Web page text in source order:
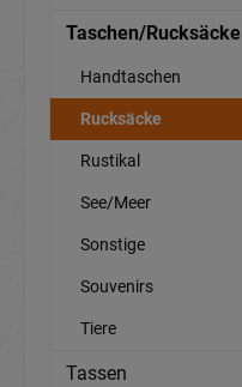
Taschen/Rucksäcke
Handtaschen
Rucksäcke
Rustikal
See/Meer
Sonstige
Souvenirs
Tiere
Tassen